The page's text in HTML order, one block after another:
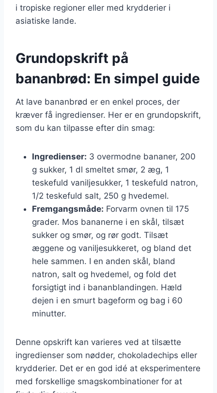
i tropiske regioner eller med krydderier i
asiatiske lande.
Grundopskrift på
bananbrød: En simpel guide
At lave bananbrød er en enkel proces, der
kræver få ingredienser. Her er en grundopskrift,
som du kan tilpasse efter din smag:
Ingredienser: 3 overmodne bananer, 200
g sukker, 1 dl smeltet smør, 2 æg, 1
teskefuld vaniljesukker, 1 teskefuld natron,
1/2 teskefuld salt, 250 g hvedemel.
Fremgangsmåde: Forvarm ovnen til 175
grader. Mos bananerne i en skål, tilsæt
sukker og smør, og rør godt. Tilsæt
æggene og vaniljesukkeret, og bland det
hele sammen. I en anden skål, bland
natron, salt og hvedemel, og fold det
forsigtigt ind i bananblandingen. Hæld
dejen i en smurt bageform og bag i 60
minutter.
Denne opskrift kan varieres ved at tilsætte
ingredienser som nødder, chokoladechips eller
krydderier. Det er en god idé at eksperimentere
med forskellige smagskombinationer for at